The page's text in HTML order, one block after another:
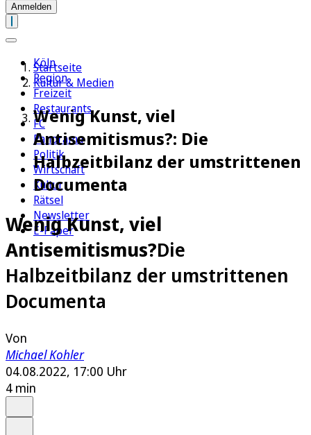
Anmelden
Köln
Region
Freizeit
Restaurants
FC
Panorama
Politik
Wirtschaft
Kultur
Rätsel
Newsletter
E-Paper
Startseite
Kultur & Medien
Wenig Kunst, viel
Antisemitismus?: Die
Halbzeitbilanz der umstrittenen
Documenta
Wenig Kunst, viel
Antisemitismus?Die
Halbzeitbilanz der umstrittenen
Documenta
Von
Michael Kohler
04.08.2022, 17:00 Uhr
4 min